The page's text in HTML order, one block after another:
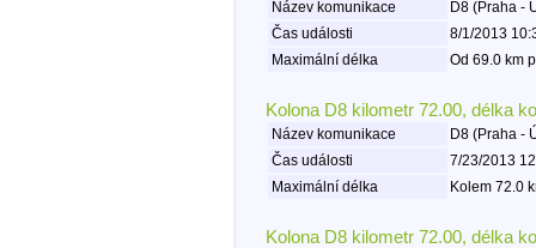
Název komunikace
D8 (Praha -
Čas události
8/1/2013
Maximální délka
Od 69.0 km
Kolona D8 kilometr 72.00, délka
Název komunikace
D8 (Praha -
Čas události
7/23/2013
Maximální délka
Kolem 72.0
Kolona D8 kilometr 72.00, délka